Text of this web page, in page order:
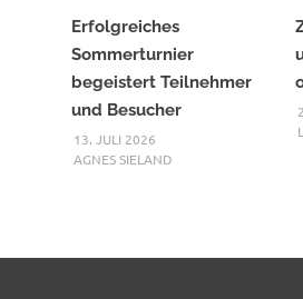
Erfolgreiches
Sommerturnier
begeistert Teilnehmer
und Besucher
13. JULI 2026
AGNES SIELAND